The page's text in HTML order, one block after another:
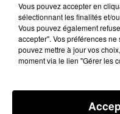
22 décembre 2023 - 1
L'AGENDA DE
Vous pouvez accepter en
sélectionnant les finalités et/
Vous pouvez également
accepter". Vos préférences
pouvez mettre à jour vos
moment via le lien "Gérer les